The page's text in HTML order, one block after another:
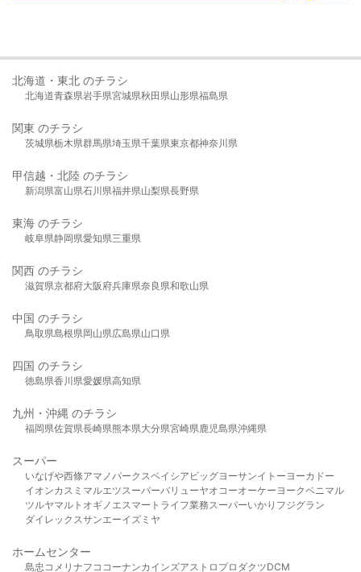
北海道・東北 のチラシ
北海道青森県岩手県宮城県秋田県山形県福島県
関東 のチラシ
茨城県栃木県群馬県埼玉県千葉県東京都神奈川県
甲信越・北陸 のチラシ
新潟県富山県石川県福井県山梨県長野県
東海 のチラシ
岐阜県静岡県愛知県三重県
関西 のチラシ
滋賀県京都府大阪府兵庫県奈良県和歌山県
中国 のチラシ
鳥取県島根県岡山県広島県山口県
四国 のチラシ
徳島県香川県愛媛県高知県
九州・沖縄 のチラシ
福岡県佐賀県長崎県熊本県大分県宮崎県鹿児島県沖縄県
スーパー
いなげや西條アマノパークスベイシア ビッグヨーサンイトーヨーカドー
イオンカスミ マルエツスーパーバリューヤオコーオーケー ヨークベニマル
ツルヤマルト オギノ エスマート ライフ業務スーパーいかり フジグラン
ダイレックスサンエーイズミヤ
ホームセンター
島忠 コメリ ナフコ コーナンカインズアストロプロダクツDCM